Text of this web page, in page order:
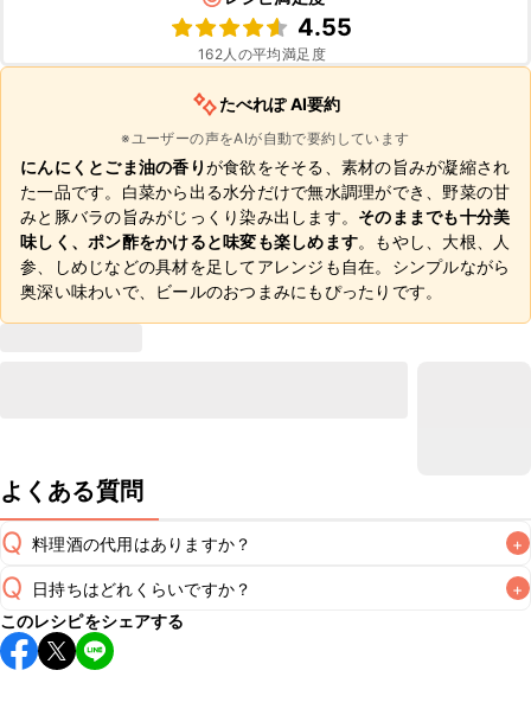
4.55
162人の平均満足度
たべれぽ AI要約
※ユーザーの声をAIが自動で要約しています
にんにくとごま油の香りが食欲をそそる、素材の旨みが凝縮され
た一品です。白菜から出る水分だけで無水調理ができ、野菜の甘
みと豚バラの旨みがじっくり染み出します。 そのままでも十分美
味しく、ポン酢をかけると味変も楽しめます。もやし、大根、人
参、しめじなどの具材を足してアレンジも自在。シンプルながら
奥深い味わいで、ビールのおつまみにもぴったりです。
よくある質問
Q 料理酒の代用はありますか？ +
A
Q 日持ちはどれくらいですか？ +
保存期間は冷蔵で翌日中が目安です。なるべくお早めにお召
し上がりください。
このレシピをシェアする